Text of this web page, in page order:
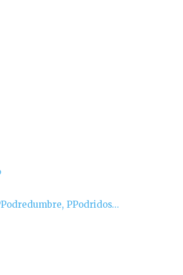
PPodridos…